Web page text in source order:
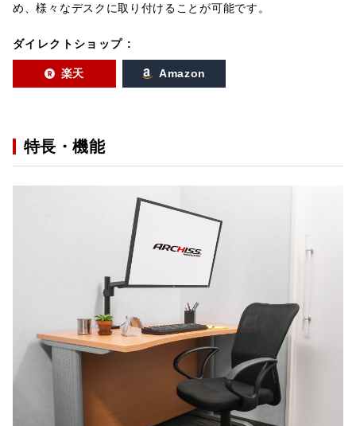
め、様々なデスクに取り付けることが可能です。
ダイレクトショップ :
楽天 Amazon
特長・機能